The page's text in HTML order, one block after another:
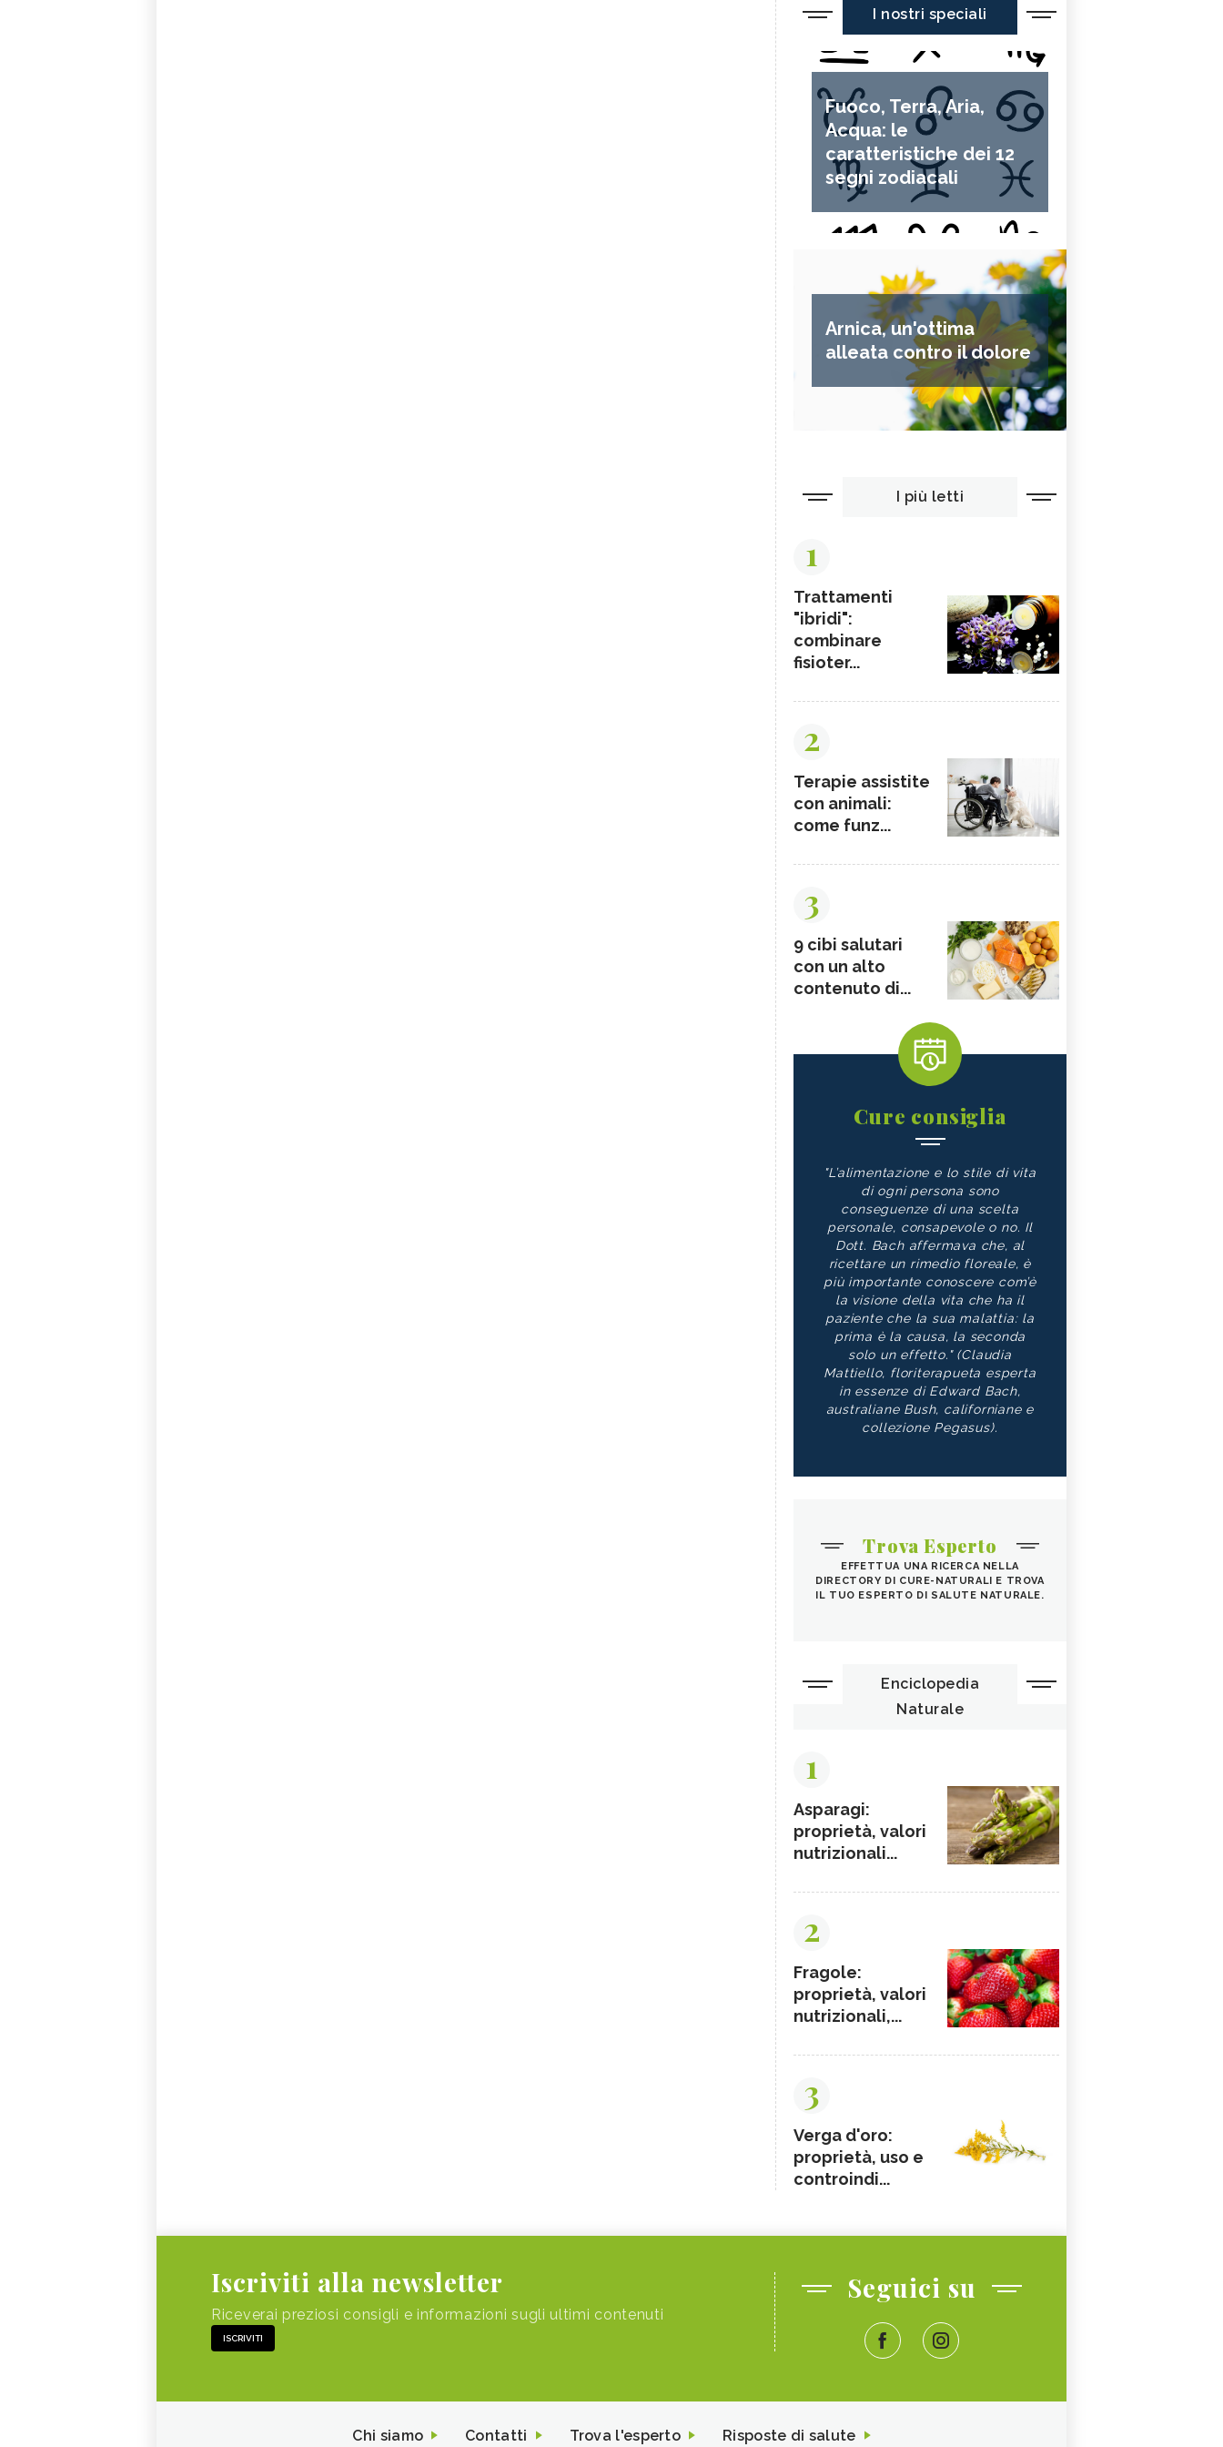
I nostri speciali
Fuoco, Terra, Aria,
Acqua: le
caratteristiche dei 12
segni zodiacali
Arnica, un'ottima
alleata contro il dolore
I più letti
1
Trattamenti
"ibridi":
combinare
fisioter...
2
Terapie assistite
con animali:
come funz...
3
9 cibi salutari
con un alto
contenuto di...
Cure consiglia
"L’alimentazione e lo stile di vita
di ogni persona sono
conseguenze di una scelta
personale, consapevole o no. Il
Dott. Bach affermava che, al
ricettare un rimedio floreale, è
più importante conoscere com’è
la visione della vita che ha il
paziente che la sua malattia: la
prima è la causa, la seconda
solo un effetto." (Claudia
Mattiello, floriterapueta esperta
in essenze di Edward Bach,
australiane Bush, californiane e
collezione Pegasus).
Trova Esperto
EFFETTUA UNA RICERCA NELLA
DIRECTORY DI CURE-NATURALI E TROVA
IL TUO ESPERTO DI SALUTE NATURALE.
Enciclopedia
Naturale
1
Asparagi:
proprietà, valori
nutrizionali...
2
Fragole:
proprietà, valori
nutrizionali,...
3
Verga d'oro:
proprietà, uso e
controindi...
Iscriviti alla newsletter
Riceverai preziosi consigli e informazioni sugli ultimi contenuti
ISCRIVITI
Seguici su
Chi siamo Contatti Trova l'esperto Risposte di salute